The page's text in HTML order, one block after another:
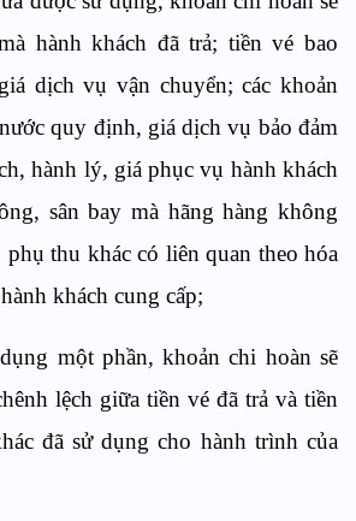
hành khách đã trả; tiền vé bao
dịch vụ vận chuyển; các khoản
quy định, giá dịch vụ bảo đảm
hành lý, giá phục vụ hành khách
sân bay mà hãng hàng không
phụ thu khác có liên quan theo hóa
khách cung cấp;
một phần, khoản chi hoàn sẽ
lệch giữa tiền vé đã trả và tiền
đã sử dụng cho hành trình của